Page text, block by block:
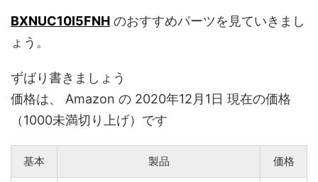
BXNUC10I5FNH のおすすめパーツを見ていきまし
ょう。
ずばり書きましょう
価格は、 Amazon の 2020年12月1日 現在の価格
（1000未満切り上げ）です
基本 製品 価格